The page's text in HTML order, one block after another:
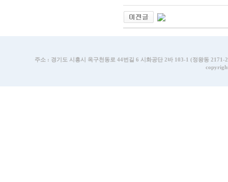
주소 : 경기도 시흥시 옥구천동로 44번길 6 시화공단 2바 103-1 (정왕동